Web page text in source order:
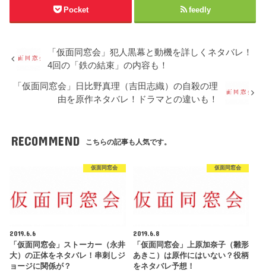
Pocket feedly
「仮面同窓会」犯人黒幕と動機を詳しくネタバレ！
4回の「鉄の結束」の内容も！
「仮面同窓会」日比野真理（吉田志織）の自殺の理
由を原作ネタバレ！ドラマとの違いも！
RECOMMEND こちらの記事も人気です。
仮面同窓会
2019.6.6
「仮面同窓会」ストーカー（永井
大）の正体をネタバレ！串刺しジ
ョージに関係が？
仮面同窓会
2019.6.8
「仮面同窓会」上原加奈子（雛形
あきこ）は原作にはいない？役柄
をネタバレ予想！